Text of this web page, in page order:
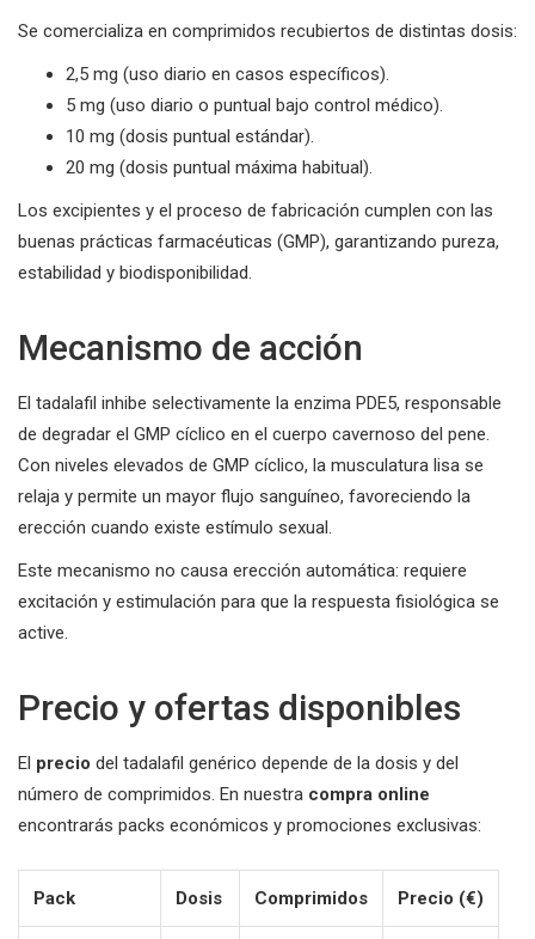
Se comercializa en comprimidos recubiertos de distintas dosis:
2,5 mg (uso diario en casos específicos).
5 mg (uso diario o puntual bajo control médico).
10 mg (dosis puntual estándar).
20 mg (dosis puntual máxima habitual).
Los excipientes y el proceso de fabricación cumplen con las
buenas prácticas farmacéuticas (GMP), garantizando pureza,
estabilidad y biodisponibilidad.
Mecanismo de acción
El tadalafil inhibe selectivamente la enzima PDE5, responsable
de degradar el GMP cíclico en el cuerpo cavernoso del pene.
Con niveles elevados de GMP cíclico, la musculatura lisa se
relaja y permite un mayor flujo sanguíneo, favoreciendo la
erección cuando existe estímulo sexual.
Este mecanismo no causa erección automática: requiere
excitación y estimulación para que la respuesta fisiológica se
active.
Precio y ofertas disponibles
El precio del tadalafil genérico depende de la dosis y del
número de comprimidos. En nuestra compra online
encontrarás packs económicos y promociones exclusivas:
Pack Dosis Comprimidos Precio (€)